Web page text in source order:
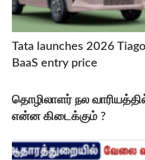
Tata launches 2026
BaaS entry price
தொழிலாளர் நல
என்ன கிடைக்கும் ?